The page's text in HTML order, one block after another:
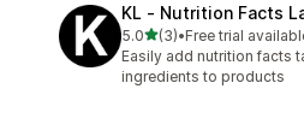
KL ‑ Nutrition Facts
5.0별 5개 중
(3)
총 리뷰 3개
•Free trial
Easily add nutrition facts
ingredients to products